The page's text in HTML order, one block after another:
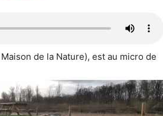
de la Nature), est au micro de